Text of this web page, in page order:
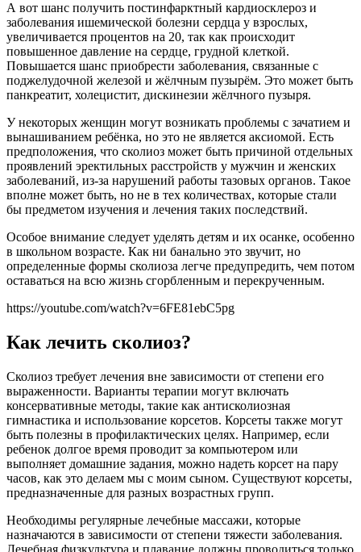
А вот шанс получить постинфарктный кардиосклероз и
заболевания ишемической болезни сердца у взрослых,
увеличивается процентов на 20, так как происходит
повышенное давление на сердце, грудной клеткой.
Повышается шанс приобрести заболевания, связанные с
поджелудочной железой и жёлчным пузырём. Это может быть
панкреатит, холецистит, дискинезии жёлчного пузыря.
У некоторых женщин могут возникать проблемы с зачатием и
вынашиванием ребёнка, но это не является аксиомой. Есть
предположения, что сколиоз может быть причиной отдельных
проявлений эректильных расстройств у мужчин и женских
заболеваний, из-за нарушений работы тазовых органов. Такое
вполне может быть, но не в тех количествах, которые стали
бы предметом изучения и лечения таких последствий.
Особое внимание следует уделять детям и их осанке, особенно
в школьном возрасте. Как ни банально это звучит, но
определенные формы сколиоза легче предупредить, чем потом
оставаться на всю жизнь сгорбленным и перекрученным.
https://youtube.com/watch?v=6FE81ebC5pg
Как лечить сколиоз?
Сколиоз требует лечения вне зависимости от степени его
выраженности. Варианты терапии могут включать
консервативные методы, такие как антисколиозная
гимнастика и использование корсетов. Корсеты также могут
быть полезны в профилактических целях. Например, если
ребенок долгое время проводит за компьютером или
выполняет домашние задания, можно надеть корсет на пару
часов, как это делаем мы с моим сыном. Существуют корсеты,
предназначенные для разных возрастных групп.
Необходимы регулярные лечебные массажи, которые
назначаются в зависимости от степени тяжести заболевания.
Лечебная физкультура и плавание должны проводиться только